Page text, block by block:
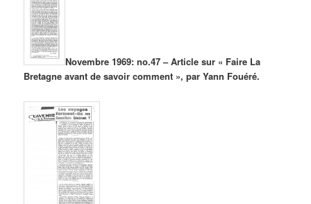
Novembre 1969: no.47 – Article sur « Faire La
Bretagne avant de savoir comment », par Yann Fouéré.